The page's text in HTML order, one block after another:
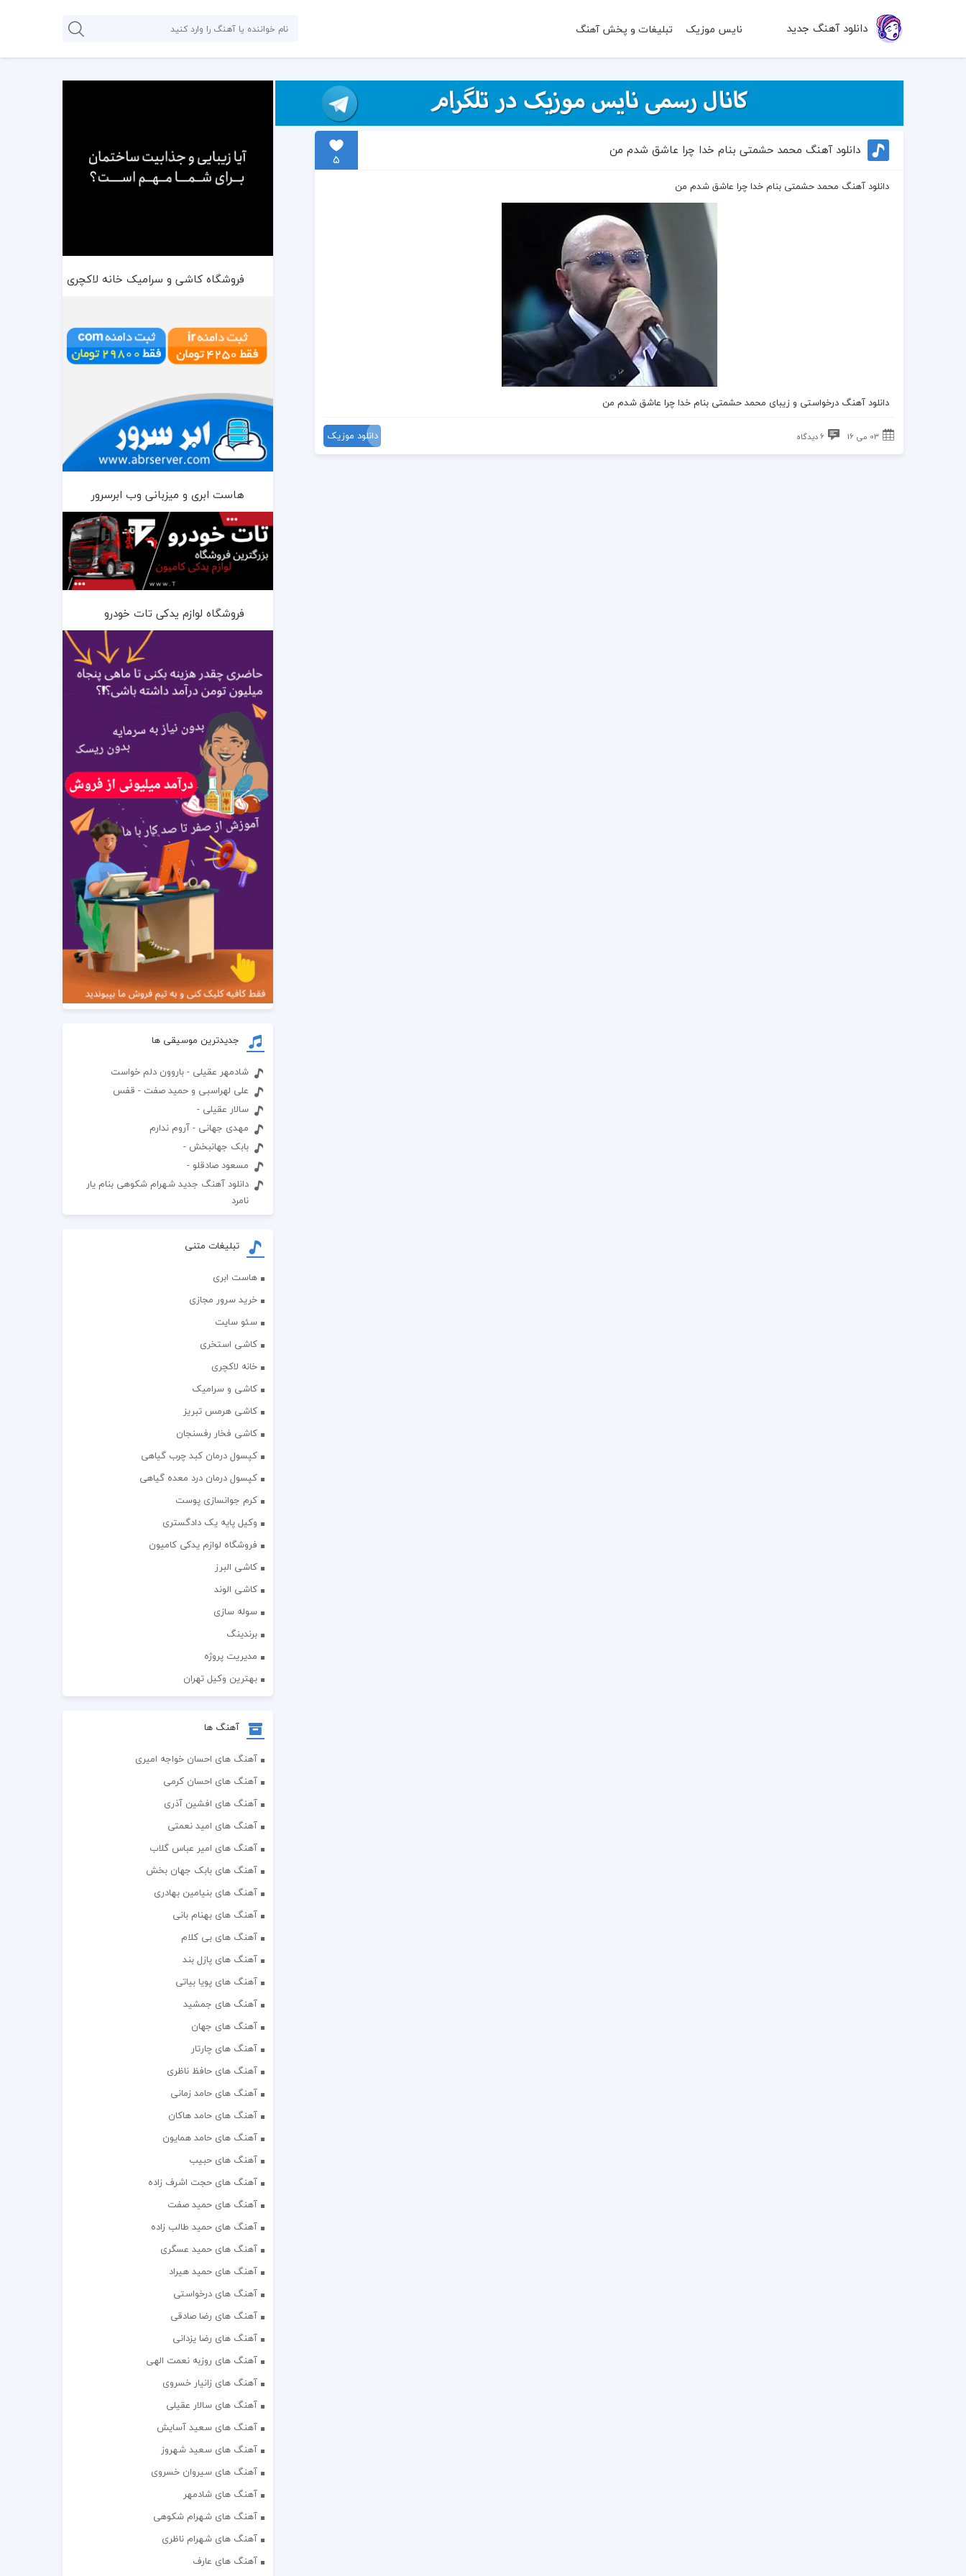
دانلود آهنگ جدید نایس موزیک تبلیغات و پخش آهنگ
دانلود آهنگ محمد حشمتی بنام خدا چرا عاشق شدم من
5
دانلود آهنگ محمد حشمتی بنام خدا چرا عاشق شدم من
دانلود آهنگ درخواستی و زیبای محمد حشمتی بنام خدا چرا عاشق شدم من
03 می 16 6 دیدگاه دانلود موزیک
فروشگاه کاشی و سرامیک خانه لاکچری
هاست ابری و میزبانی وب ابرسرور
فروشگاه لوازم یدکی تات خودرو
جدیدترین موسیقی ها
شادمهر عقیلی - باروون دلم خواست
علی لهراسبی و حمید صفت - قفس
سالار عقیلی -
مهدی جهانی - آروم ندارم
بابک جهانبخش -
مسعود صادقلو -
دانلود آهنگ جدید شهرام شکوهی بنام یار
نامرد
تبلیغات متنی
هاست ابری
خرید سرور مجازی
سئو سایت
کاشی استخری
خانه لاکچری
کاشی و سرامیک
کاشی هرمس تبریز
کاشی فخار رفسنجان
کپسول درمان کبد چرب گیاهی
کپسول درمان درد معده گیاهی
کرم جوانسازی پوست
وکیل پایه یک دادگستری
فروشگاه لوازم یدکی کامیون
کاشی البرز
کاشی الوند
سوله سازی
برندینگ
مدیریت پروژه
بهترین وکیل تهران
آهنگ ها
آهنگ های احسان خواجه امیری
آهنگ های احسان کرمی
آهنگ های افشین آذری
آهنگ های امید نعمتی
آهنگ های امیر عباس گلاب
آهنگ های بابک جهان بخش
آهنگ های بنیامین بهادری
آهنگ های بهنام بانی
آهنگ های بی کلام
آهنگ های پازل بند
آهنگ های پویا بیاتی
آهنگ های جمشید
آهنگ های جهان
آهنگ های چارتار
آهنگ های حافظ ناظری
آهنگ های حامد زمانی
آهنگ های حامد هاکان
آهنگ های حامد همایون
آهنگ های حبیب
آهنگ های حجت اشرف زاده
آهنگ های حمید صفت
آهنگ های حمید طالب زاده
آهنگ های حمید عسگری
آهنگ های حمید هیراد
آهنگ های درخواستی
آهنگ های رضا صادقی
آهنگ های رضا یزدانی
آهنگ های روزبه نعمت الهی
آهنگ های زانیار خسروی
آهنگ های سالار عقیلی
آهنگ های سعید آسایش
آهنگ های سعید شهروز
آهنگ های سیروان خسروی
آهنگ های شادمهر
آهنگ های شهرام شکوهی
آهنگ های شهرام ناظری
آهنگ های عارف